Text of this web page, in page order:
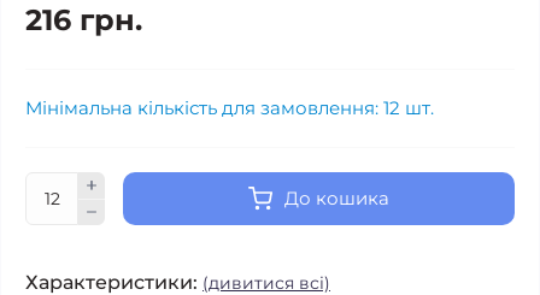
216 грн.
Мінімальна кількість для замовлення: 12 шт.
До кошика
Характеристики: (дивитися всі)